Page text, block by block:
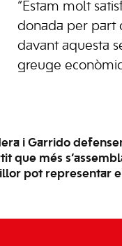
“Estam molt
donada per part
davant aquesta
greuge
i Garrido
que més
pot representar